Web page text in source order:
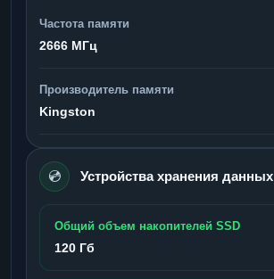
Частота памяти
2666 МГц
Производитель памяти
Kingston
💿 Устройства хранения данных
Общий объем накопителей SSD
120 Гб